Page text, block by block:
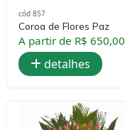
cód 857
Coroa de Flores Paz
A partir de R$ 650,00
detalhes